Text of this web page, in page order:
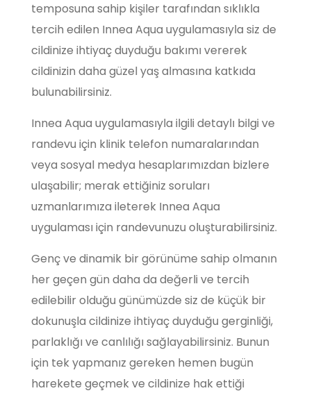
temposuna sahip kişiler tarafından sıklıkla
tercih edilen Innea Aqua uygulamasıyla siz de
cildinize ihtiyaç duyduğu bakımı vererek
cildinizin daha güzel yaş almasına katkıda
bulunabilirsiniz.
Innea Aqua uygulamasıyla ilgili detaylı bilgi ve
randevu için klinik telefon numaralarından
veya sosyal medya hesaplarımızdan bizlere
ulaşabilir; merak ettiğiniz soruları
uzmanlarımıza ileterek Innea Aqua
uygulaması için randevunuzu oluşturabilirsiniz.
Genç ve dinamik bir görünüme sahip olmanın
her geçen gün daha da değerli ve tercih
edilebilir olduğu günümüzde siz de küçük bir
dokunuşla cildinize ihtiyaç duyduğu gerginliği,
parlaklığı ve canlılığı sağlayabilirsiniz. Bunun
için tek yapmanız gereken hemen bugün
harekete geçmek ve cildinize hak ettiği